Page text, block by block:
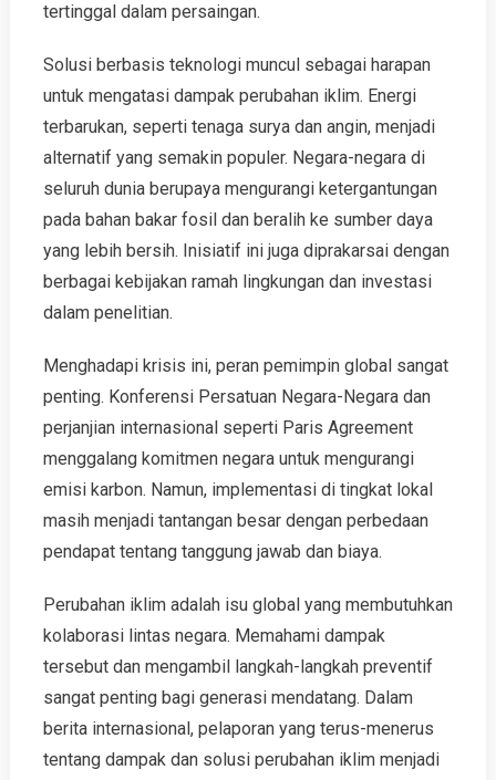
tertinggal dalam persaingan.
Solusi berbasis teknologi muncul sebagai harapan
untuk mengatasi dampak perubahan iklim. Energi
terbarukan, seperti tenaga surya dan angin, menjadi
alternatif yang semakin populer. Negara-negara di
seluruh dunia berupaya mengurangi ketergantungan
pada bahan bakar fosil dan beralih ke sumber daya
yang lebih bersih. Inisiatif ini juga diprakarsai dengan
berbagai kebijakan ramah lingkungan dan investasi
dalam penelitian.
Menghadapi krisis ini, peran pemimpin global sangat
penting. Konferensi Persatuan Negara-Negara dan
perjanjian internasional seperti Paris Agreement
menggalang komitmen negara untuk mengurangi
emisi karbon. Namun, implementasi di tingkat lokal
masih menjadi tantangan besar dengan perbedaan
pendapat tentang tanggung jawab dan biaya.
Perubahan iklim adalah isu global yang membutuhkan
kolaborasi lintas negara. Memahami dampak
tersebut dan mengambil langkah-langkah preventif
sangat penting bagi generasi mendatang. Dalam
berita internasional, pelaporan yang terus-menerus
tentang dampak dan solusi perubahan iklim menjadi